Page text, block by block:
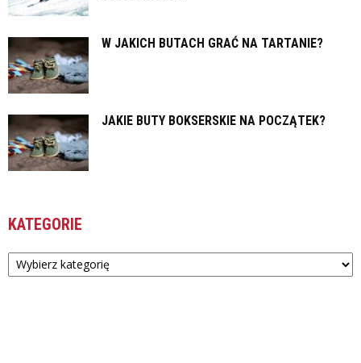
W JAKICH BUTACH GRAĆ NA TARTANIE?
JAKIE BUTY BOKSERSKIE NA POCZĄTEK?
KATEGORIE
Kategorie